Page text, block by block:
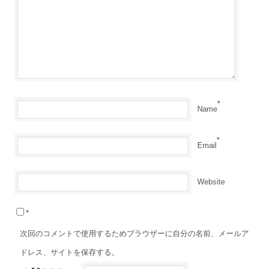
Name
*
Email
*
Website
次回のコメントで使用するためブラウザーに自分の名前、メールア
ドレス、サイトを保存する。
*